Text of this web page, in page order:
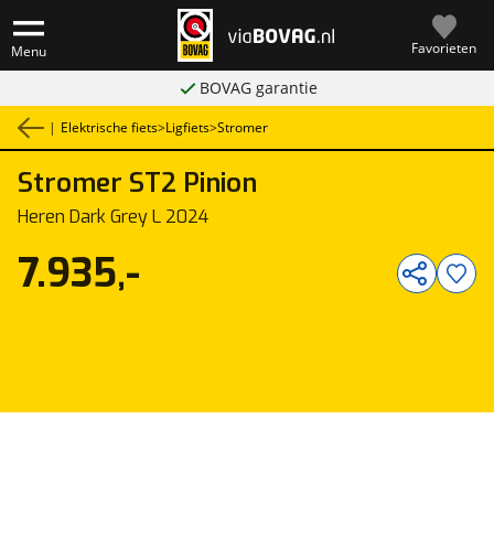
Menu Favorieten
BOVAG garantie
| Elektrische fiets>Ligfiets>Stromer
Stromer ST2 Pinion
Heren Dark Grey L 2024
7.935,-